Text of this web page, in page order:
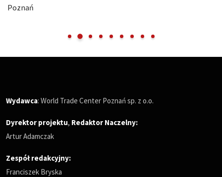
Poznań
Wydawca: World Trade Center Poznań sp. z o.o.
Dyrektor projektu, Redaktor Naczelny:
Artur Adamczak
Zespół redakcyjny:
Franciszek Bryska